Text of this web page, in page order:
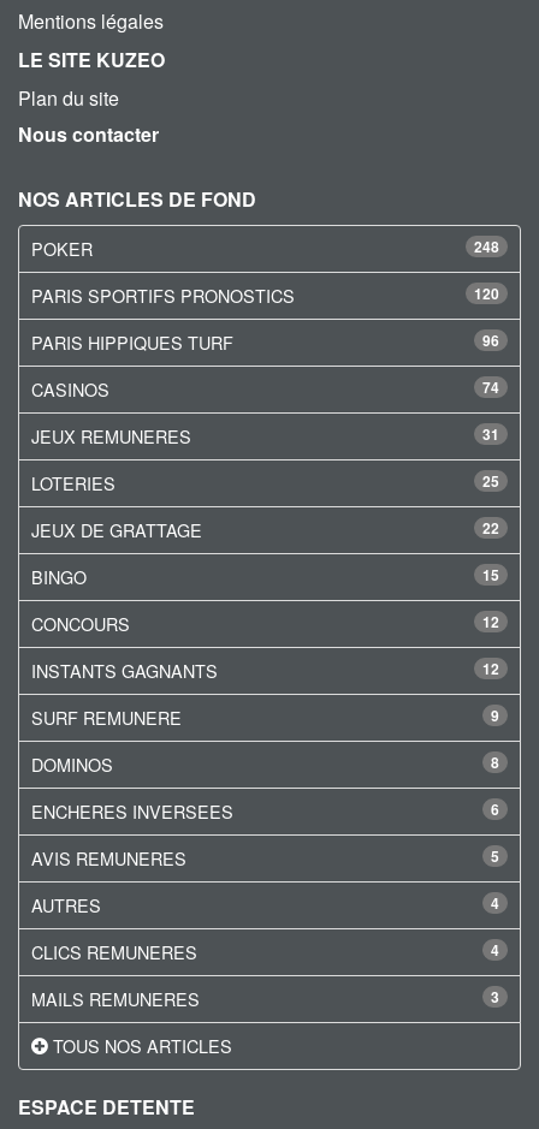
Mentions légales
LE SITE KUZEO
Plan du site
Nous contacter
NOS ARTICLES DE FOND
248
POKER
120
PARIS SPORTIFS PRONOSTICS
96
PARIS HIPPIQUES TURF
74
CASINOS
31
JEUX REMUNERES
25
LOTERIES
22
JEUX DE GRATTAGE
15
BINGO
12
CONCOURS
12
INSTANTS GAGNANTS
9
SURF REMUNERE
8
DOMINOS
6
ENCHERES INVERSEES
5
AVIS REMUNERES
4
AUTRES
4
CLICS REMUNERES
3
MAILS REMUNERES
TOUS NOS ARTICLES
ESPACE DETENTE